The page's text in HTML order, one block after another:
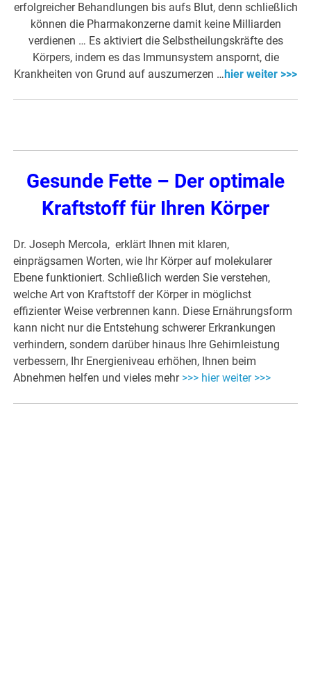
erfolgreicher Behandlungen bis aufs Blut, denn schließlich
können die Pharmakonzerne damit keine Milliarden
verdienen … Es aktiviert die Selbstheilungskräfte des
Körpers, indem es das Immunsystem anspornt, die
Krankheiten von Grund auf auszumerzen … hier weiter >>>
Gesunde Fette – Der optimale
Kraftstoff für Ihren Körper
Dr. Joseph Mercola, erklärt Ihnen mit klaren,
einprägsamen Worten, wie Ihr Körper auf molekularer
Ebene funktioniert. Schließlich werden Sie verstehen,
welche Art von Kraftstoff der Körper in möglichst
effizienter Weise verbrennen kann. Diese Ernährungsform
kann nicht nur die Entstehung schwerer Erkrankungen
verhindern, sondern darüber hinaus Ihre Gehirnleistung
verbessern, Ihr Energieniveau erhöhen, Ihnen beim
Abnehmen helfen und vieles mehr >>> hier weiter >>>